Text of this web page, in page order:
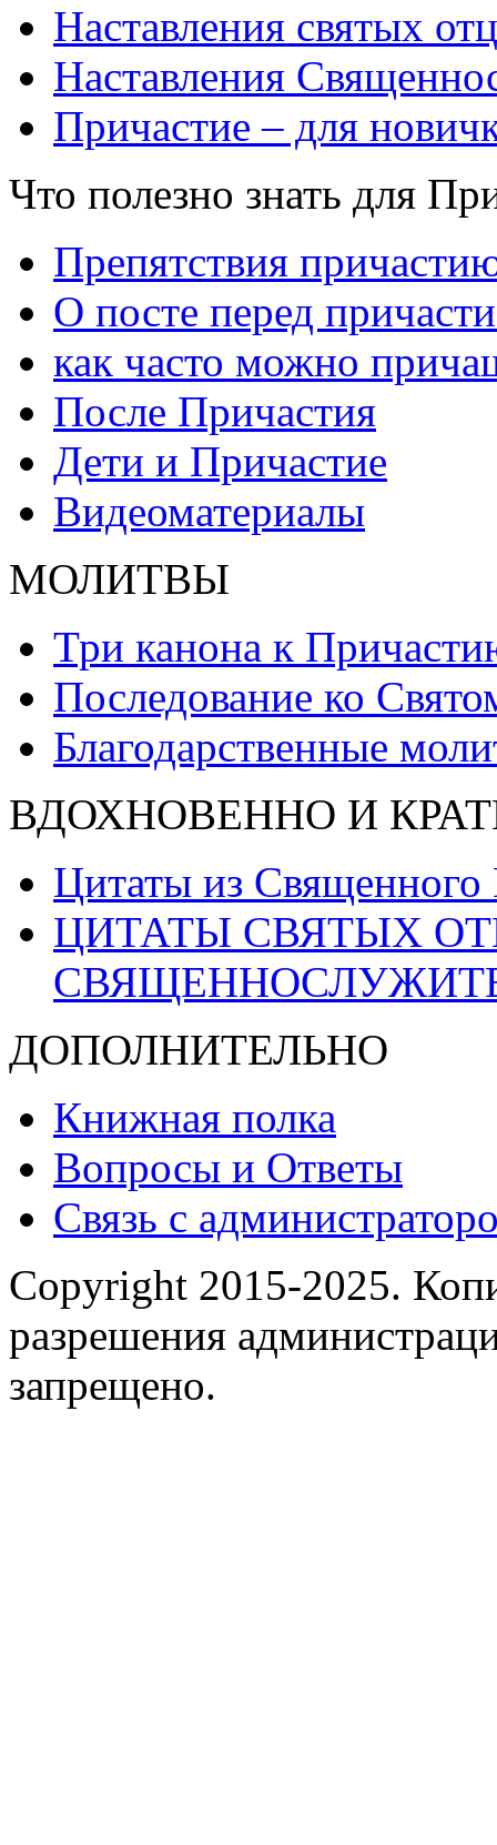
Наставления святых
Наставления
Причастие – для
Что полезно знать для
Препятствия
О посте перед
как часто можно
После Причастия
Дети и Причастие
Видеоматериалы
МОЛИТВЫ
Три канона к
Последование ко
Благодарственные
ВДОХНОВЕННО И
Цитаты из Священного
ЦИТАТЫ СВЯТЫХ
ДОПОЛНИТЕЛЬНО
Книжная полка
Вопросы и Ответы
Связь с
Copyright 2015-2025.
разрешения
запрещено.